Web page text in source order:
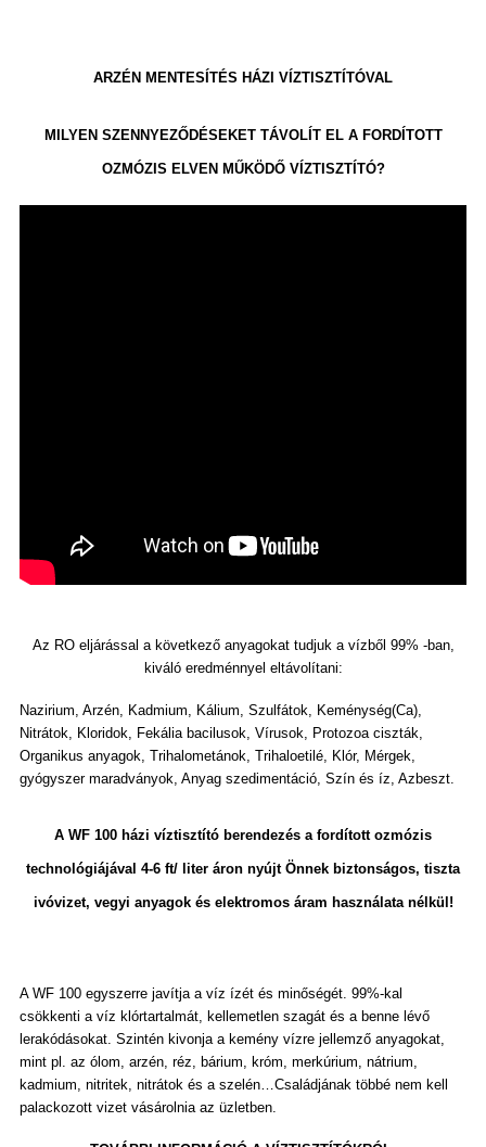
ARZÉN MENTESÍTÉS HÁZI VÍZTISZTÍTÓVAL
MILYEN SZENNYEZŐDÉSEKET TÁVOLÍT EL A FORDÍTOTT
OZMÓZIS ELVEN MŰKÖDŐ VÍZTISZTÍTÓ?
Az RO eljárással a következő anyagokat tudjuk a vízből 99% -ban,
kiváló eredménnyel eltávolítani:
Nazirium, Arzén, Kadmium, Kálium, Szulfátok, Keménység(Ca),
Nitrátok, Kloridok, Fekália bacilusok, Vírusok, Protozoa ciszták,
Organikus anyagok, Trihalometánok, Trihaloetilé, Klór, Mérgek,
gyógyszer maradványok, Anyag szedimentáció, Szín és íz, Azbeszt.
A WF 100 házi víztisztító berendezés a fordított ozmózis
technológiájával 4-6 ft/ liter áron nyújt Önnek biztonságos, tiszta
ivóvizet, vegyi anyagok és elektromos áram használata nélkül!
A WF 100 egyszerre javítja a víz ízét és minőségét. 99%-kal
csökkenti a víz klórtartalmát, kellemetlen szagát és a benne lévő
lerakódásokat. Szintén kivonja a kemény vízre jellemző anyagokat,
mint pl. az ólom, arzén, réz, bárium, króm, merkúrium, nátrium,
kadmium, nitritek, nitrátok és a szelén…Családjának többé nem kell
palackozott vizet vásárolnia az üzletben.